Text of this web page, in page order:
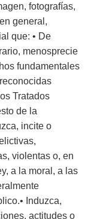
fotografías,
general,
que: • De
menosprecie
fundamentales
Tratados
de la
incite o
violentas o, en
a la moral, a las
Induzca,
actitudes o